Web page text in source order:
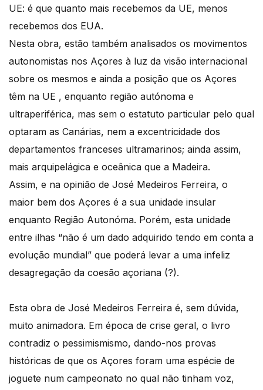
UE: é que quanto mais recebemos da UE, menos
recebemos dos EUA.
Nesta obra, estão também analisados os movimentos
autonomistas nos Açores à luz da visão internacional
sobre os mesmos e ainda a posição que os Açores
têm na UE , enquanto região autónoma e
ultraperiférica, mas sem o estatuto particular pelo qual
optaram as Canárias, nem a excentricidade dos
departamentos franceses ultramarinos; ainda assim,
mais arquipelágica e oceânica que a Madeira.
Assim, e na opinião de José Medeiros Ferreira, o
maior bem dos Açores é a sua unidade insular
enquanto Região Autonóma. Porém, esta unidade
entre ilhas “não é um dado adquirido tendo em conta a
evolução mundial” que poderá levar a uma infeliz
desagregação da coesão açoriana (?).
Esta obra de José Medeiros Ferreira é, sem dúvida,
muito animadora. Em época de crise geral, o livro
contradiz o pessimismismo, dando-nos provas
históricas de que os Açores foram uma espécie de
joguete num campeonato no qual não tinham voz,